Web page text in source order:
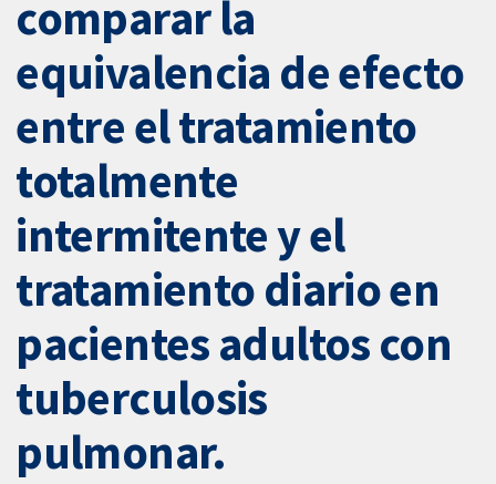
comparar la
equivalencia de efecto
entre el tratamiento
totalmente
intermitente y el
tratamiento diario en
pacientes adultos con
tuberculosis
pulmonar.